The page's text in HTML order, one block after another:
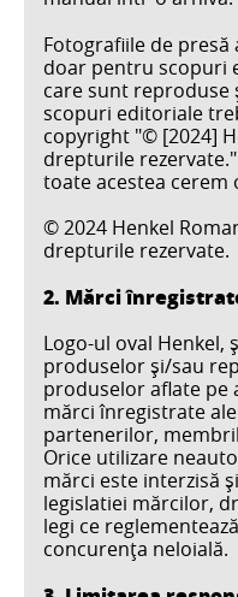
Fotografiile de
doar pentru scopuri
care sunt
scopuri editoriale
copyright "© [2024]
drepturile
toate acestea cerem
© 2024 Henkel
drepturile rezervate.
2. Mărci
Logo-ul oval
produselor şi/sau
produselor aflate pe
mărci înregistrate
partenerilor,
Orice utilizare
mărci este interzisă
legislatiei mărcilor,
legi ce
concurenţa neloială.